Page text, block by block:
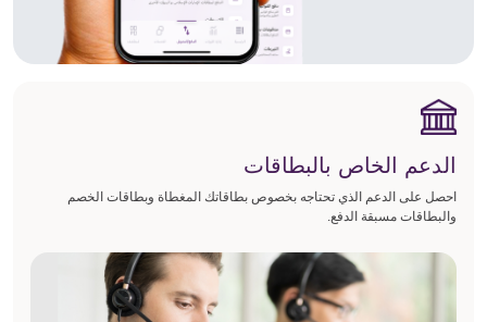
الدعم الخاص بالبطاقات
احصل على الدعم الذي تحتاجه بخصوص بطاقاتك المغطاة وبطاقات الخصم
والبطاقات مسبقة الدفع.